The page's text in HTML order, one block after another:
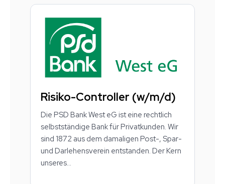
Risiko-Controller (w/m/d)
Die PSD Bank West eG ist eine rechtlich
selbstständige Bank für Privatkunden. Wir
sind 1872 aus dem damaligen Post-, Spar-
und Darlehensverein entstanden. Der Kern
unseres...